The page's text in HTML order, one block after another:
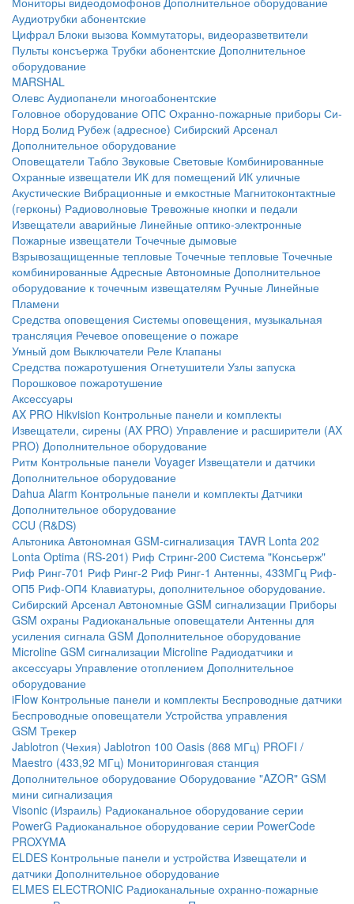
Аудиотрубки абонентские
Цифрал Блоки вызова Коммутаторы, видеоразветвители
Пульты консъержа Трубки абонентские Дополнительное
оборудование
MARSHAL
Олевс Аудиопанели многоабонентские
Головное оборудование ОПС Охранно-пожарные приборы Си-
Норд Болид Рубеж (адресное) Сибирский Арсенал
Дополнительное оборудование
Оповещатели Табло Звуковые Световые Комбинированные
Охранные извещатели ИК для помещений ИК уличные
Акустические Вибрационные и емкостные Магнитоконтактные
(герконы) Радиоволновые Тревожные кнопки и педали
Извещатели аварийные Линейные оптико-электронные
Пожарные извещатели Точечные дымовые
Взрывозащищенные тепловые Точечные тепловые Точечные
комбинированные Адресные Автономные Дополнительное
оборудование к точечным извещателям Ручные Линейные
Пламени
Средства оповещения Системы оповещения, музыкальная
трансляция Речевое оповещение о пожаре
Умный дом Выключатели Реле Клапаны
Средства пожаротушения Огнетушители Узлы запуска
Порошковое пожаротушение
Аксессуары
AX PRO Hikvision Контрольные панели и комплекты
Извещатели, сирены (AX PRO) Управление и расширители (AX
PRO) Дополнительное оборудование
Ритм Контрольные панели Voyager Извещатели и датчики
Дополнительное оборудование
Dahua Alarm Контрольные панели и комплекты Датчики
Дополнительное оборудование
CCU (R&DS)
Альтоника Автономная GSM-сигнализация TAVR Lonta 202
Lonta Optima (RS-201) Риф Стринг-200 Система "Консьерж"
Риф Ринг-701 Риф Ринг-2 Риф Ринг-1 Антенны, 433МГц Риф-
ОП5 Риф-ОП4 Клавиатуры, дополнительное оборудование.
Сибирский Арсенал Автономные GSM сигнализации Приборы
GSM охраны Радиоканальные оповещатели Антенны для
усиления сигнала GSM Дополнительное оборудование
Microline GSM cигнализации Microline Радиодатчики и
аксессуары Управление отоплением Дополнительное
оборудование
iFlow Контрольные панели и комплекты Беспроводные датчики
Беспроводные оповещатели Устройства управления
GSM Трекер
Jablotron (Чехия) Jablotron 100 Oasis (868 МГц) PROFI /
Maestro (433,92 МГц) Мониторинговая станция
Дополнительное оборудование Оборудование "AZOR" GSM
мини сигнализация
Visonic (Израиль) Радиоканальное оборудование серии
PowerG Радиоканальное оборудование серии PowerCode
PROXYMA
ELDES Контрольные панели и устройства Извещатели и
датчики Дополнительное оборудование
ELMES ELECTRONIC Радиоканальные охранно-пожарные